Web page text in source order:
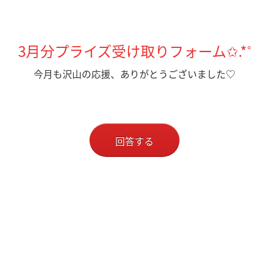
3月分プライズ受け取りフォーム✩.*˚
今月も沢山の応援、ありがとうございました♡
回答する